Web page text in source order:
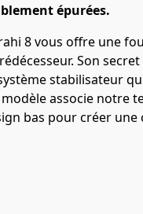
épurées.
8 vous offre une
Son
stabilisateur
associe notre
bas pour créer une